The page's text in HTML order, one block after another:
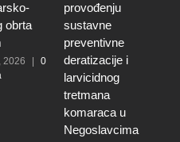
obrta
2026
0
provođenju
sustavne
preventivne
deratizacije i
larvicidnog
tretmana
komaraca u
Negoslavcima